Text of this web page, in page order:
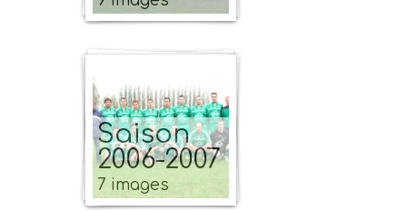
Saison
2006-2007
7 images